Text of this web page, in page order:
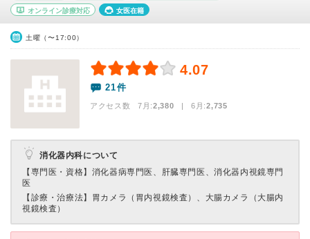
オンライン診療対応 女医在籍
土曜（〜17:00）
4.07
21件
アクセス数 7月:2,380 | 6月:2,735
消化器内科について
【専門医・資格】 消化器病専門医、肝臓専門医、消化器内視鏡専門
医
【診療・治療法】 胃カメラ（胃内視鏡検査）、大腸カメラ（大腸内
視鏡検査）